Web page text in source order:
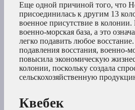
Еще одной причиной того, что
присоединилась к другим 13
военное присутствие в
военно-морская база, а это
легко подавить любое
подавления восстания, военно-
повысила экономическую
колонии, поскольку создала
сельскохозяйственную
Квебек